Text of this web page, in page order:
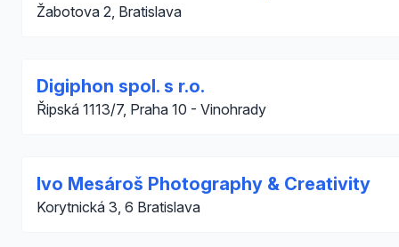
Žabotova 2, Bratislava
Digiphon spol. s r.o.
Řipská 1113/7, Praha 10 - Vinohrady
Ivo Mesároš Photography & Creativity
Korytnická 3, 6 Bratislava